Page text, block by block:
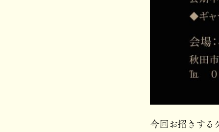
今回お招きする